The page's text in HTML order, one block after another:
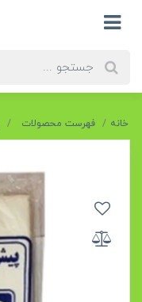
خانه فهرست محصولات